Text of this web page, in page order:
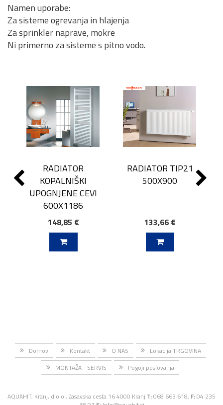
Namen uporabe:
Za sisteme ogrevanja in hlajenja
Za sprinkler naprave, mokre
Ni primerno za sisteme s pitno vodo.
RADIATOR
KOPALNIŠKI
UPOGNJENE CEVI
600X1186
148,85 €
RADIATOR TIP21
500X900
133,66 €
Domov Kontakt O NAS
Lokacija TRGOVINA
MONTAŽA - SERVIS
Pogoji poslovanja
AQUAHIT, Kranj, d.o.o., Zasavska cesta 16 4000 Kranj T:068 663 618, F:04 235